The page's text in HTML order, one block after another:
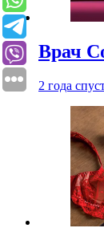
Врач
2 года